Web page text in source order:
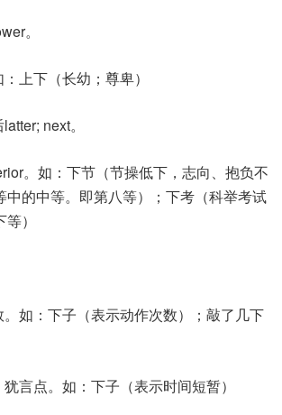
。
上下（长幼；尊卑）
next。
。如：下节（节操低下，志向、抱负不
中的中等。即第八等）；下考（科举考试
）
如：下子（表示动作次数）；敲了几下
言点。如：下子（表示时间短暂）